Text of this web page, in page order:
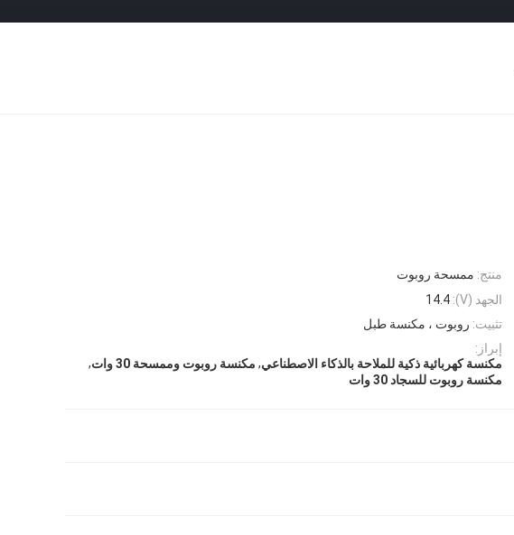
منتج: ممسحة روبوت
الجهد (V):
14.4
تثبيت: روبوت ، مكنسة طبل
إبراز:
مكنسة كهربائية ذكية للملاحة بالذكاء الاصطناعي, مكنسة روبوت وممسحة 30 وات
,
مكنسة روبوت للسجاد 30 وات